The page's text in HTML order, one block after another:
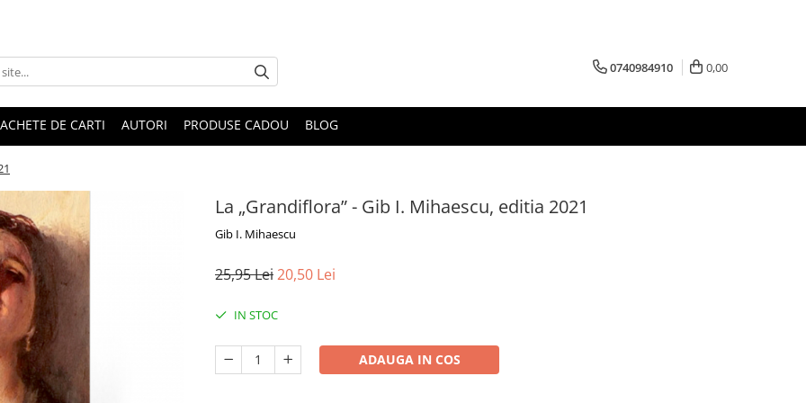
0740984910 0,00
DE CARTI AUTORI PRODUSE CADOU BLOG
La „Grandiflora” - Gib I. Mihaescu, editia 2021
Gib I. Mihaescu
25,95 Lei20,50 Lei
IN STOC
ADAUGA IN COS